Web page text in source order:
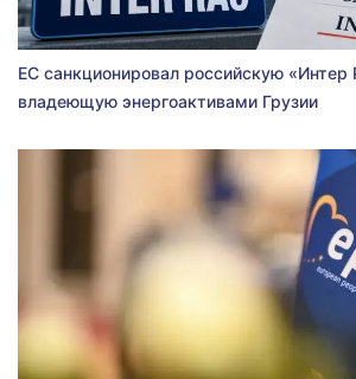
ЕС санкционировал российскую «Интер
владеющую энергоактивами Грузии